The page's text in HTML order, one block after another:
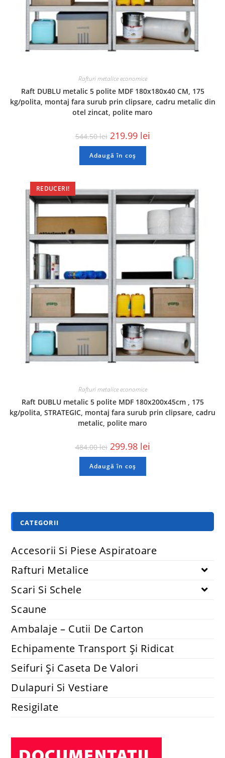
Rafturi metalice economice
Raft DUBLU metalic 5 polite MDF 180x180x40 CM, 175
kg/polita, montaj fara surub prin clipsare, cadru metalic din
otel zincat, polite maro
544.50lei 219.99 lei
Adaugă în coș
REDUCERI!
Rafturi metalice economice
Raft DUBLU metalic 5 polite MDF 180x200x45cm , 175
kg/polita, STRATEGIC, montaj fara surub prin clipsare, cadru
metalic, polite maro
484.00lei 299.98 lei
Adaugă în coș
CATEGORII
Accesorii Si Piese Aspiratoare
Rafturi Metalice
Scari Si Schele
Scaune
Ambalaje – Cutii De Carton
Echipamente Transport Și Ridicat
Seifuri Și Caseta De Valori
Dulapuri Si Vestiare
Resigilate